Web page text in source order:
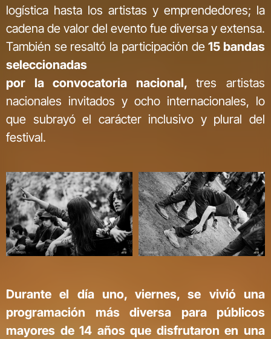
logística hasta los artistas y emprendedores; la
cadena de valor del evento fue diversa y extensa.
También se resaltó la participación de15 bandas
seleccionadas
por la convocatoria nacional,tres artistas
nacionales invitados y ocho internacionales, lo
que subrayó el carácter inclusivo y plural del
festival.
Durante el día uno, viernes, se vivió una
programación más diversa para públicos
mayores de 14 años que disfrutaron en una